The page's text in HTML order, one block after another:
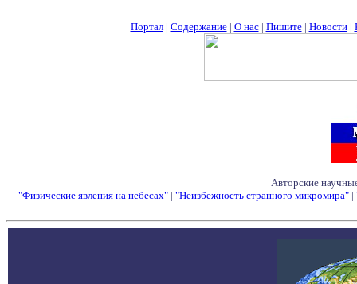
Портал| Содержание| О нас| Пишите| Новости|
Авторские
"Физические явления на небесах" | "Неизбежность странного микромира" |